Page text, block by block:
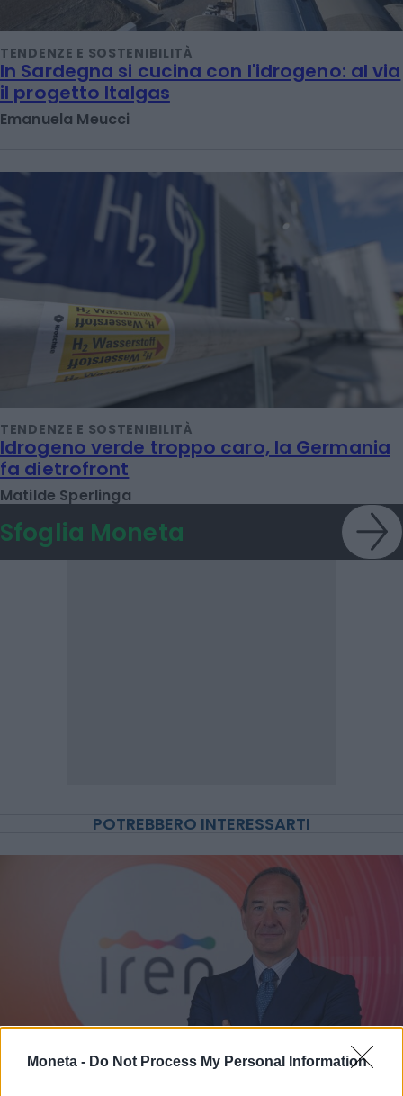
Moneta - Do Not Process My Personal Information
TENDENZE E SOSTENIBILITÀ
In Sardegna si cucina con l'idrogeno: al via
il progetto Italgas
Emanuela Meucci
TENDENZE E SOSTENIBILITÀ
Idrogeno verde troppo caro, la Germania
fa dietrofront
Matilde Sperlinga
Sfoglia Moneta
POTREBBERO INTERESSARTI